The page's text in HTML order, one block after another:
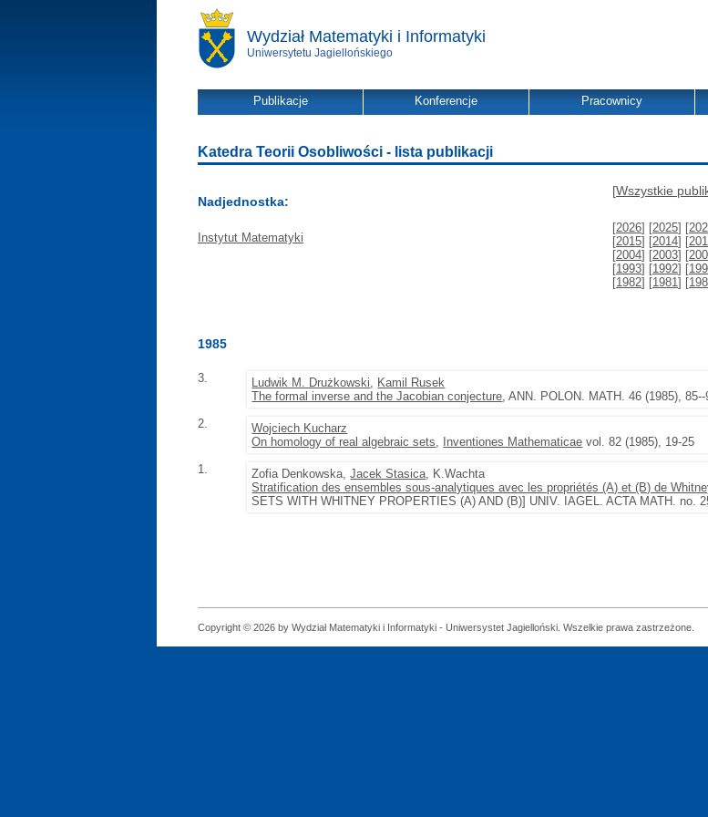
Wydział Matematyki i Informatyki
Uniwersytetu Jagiellońskiego
Publikacje Konferencje Pracownicy
Katedra Teorii Osobliwości - lista publikacji
Nadjednostka:
Instytut Matematyki
[Wszystkie
[2026] [2025] [
[2015] [2014] [
[2004] [2003] [
[1993] [1992] [
[1982] [1981] [
1985
3. Ludwik M. Drużkowski, Kamil Rusek
The formal inverse and the Jacobian conjecture, ANN. POLON. MATH. 46 (1985), 85--
2.
Wojciech Kucharz
On homology of real algebraic sets, Inventiones Mathematicae vol. 82 (1985), 19-25
1.
Zofia Denkowska,Jacek Stasica, K.Wachta
Stratification des ensembles sous-analytiques avec les propriétés (A) et (B) de
SETS WITH WHITNEY PROPERTIES (A) AND (B)] UNIV. IAGEL. ACTA MATH. no.
Copyright © 2026 by Wydział Matematyki i Informatyki - Uniwersystet Jagielloński. Wszelkie prawa zastrzeżone.